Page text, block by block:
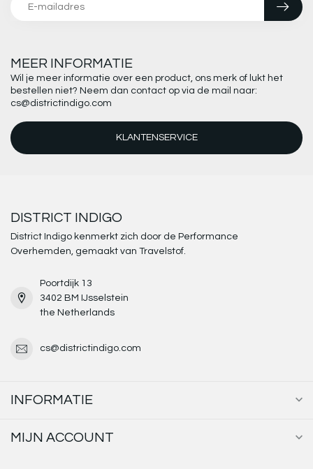
MEER INFORMATIE
Wil je meer informatie over een product, ons merk of lukt het
bestellen niet? Neem dan contact op via de mail naar:
cs@districtindigo.com
KLANTENSERVICE
DISTRICT INDIGO
District Indigo kenmerkt zich door de Performance
Overhemden, gemaakt van Travelstof.
Poortdijk 13
3402 BM IJsselstein
the Netherlands
cs@districtindigo.com
INFORMATIE
MIJN ACCOUNT